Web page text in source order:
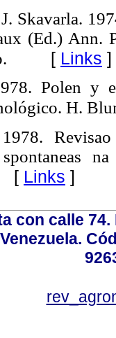
Skavarla.
(Ed.) Ann.
[ Links ]
Polen y
H.
Links ]
con calle